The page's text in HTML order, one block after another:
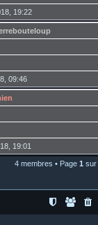
19:22
09:46
19:01
4 membres • Page 1 sur